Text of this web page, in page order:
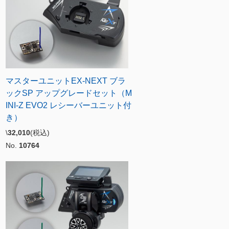
マスターユニットEX-NEXT ブラ
ックSP アップグレードセット（M
INI-Z EVO2 レシーバーユニット付
き）
\32,010(税込)
No. 10764